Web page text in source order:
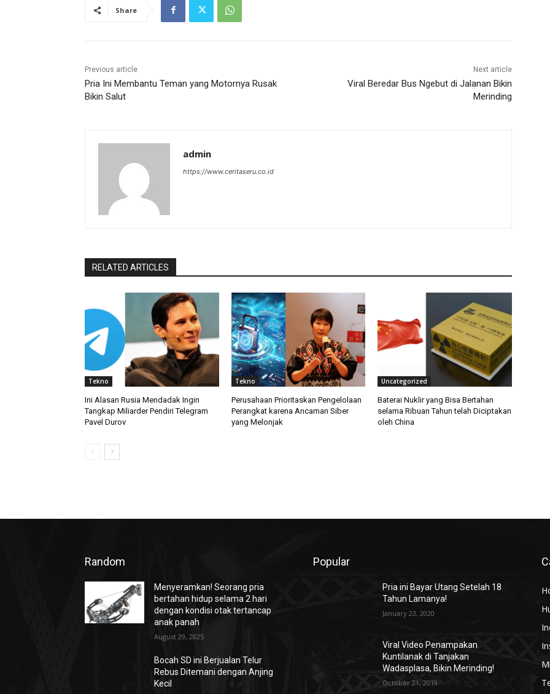
Share
Previous article
Pria Ini Membantu Teman yang Motornya Rusak
Bikin Salut
Next article
Viral Beredar Bus Ngebut di Jalanan Bikin
Merinding
admin
https://www.ceritaseru.co.id
RELATED ARTICLES
Tekno
Ini Alasan Rusia Mendadak Ingin
Tangkap Miliarder Pendiri Telegram
Pavel Durov
Tekno
Perusahaan Prioritaskan Pengelolaan
Perangkat karena Ancaman Siber
yang Melonjak
Uncategorized
Baterai Nuklir yang Bisa Bertahan
selama Ribuan Tahun telah Diciptakan
oleh China
Random
Menyeramkan! Seorang pria
bertahan hidup selama 2 hari
dengan kondisi otak tertancap
anak panah
August 29, 2025
Bocah SD ini Berjualan Telur
Rebus Ditemani dengan Anjing
Kecil
Popular
Pria ini Bayar Utang Setelah 18
Tahun Lamanya!
January 23, 2020
Viral Video Penampakan
Kuntilanak di Tanjakan
Wadasplasa, Bikin Merinding!
October 21, 2019